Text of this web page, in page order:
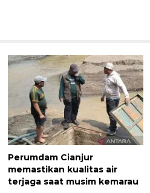
Perumdam Cianjur
memastikan kualitas air
terjaga saat musim kemarau